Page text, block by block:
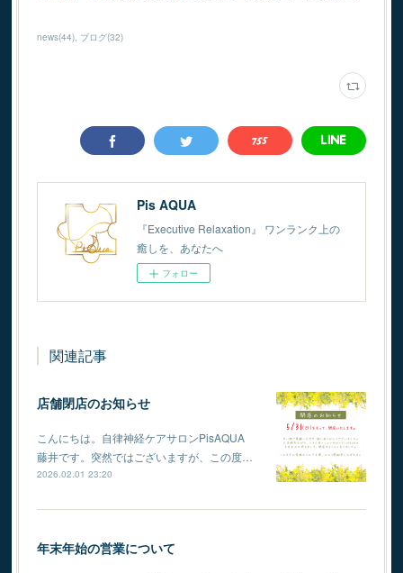
news(44) ブログ(32)
Pis AQUA
『Executive Relaxation』 ワンランク上の
癒しを、あなたへ
フォロー
関連記事
店舗閉店のお知らせ
こんにちは。自律神経ケアサロンPisAQUA
藤井です。突然ではございますが、この度…
2026.02.01 23:20
年末年始の営業について